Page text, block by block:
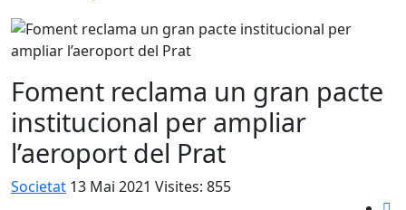
Foment reclama un gran pacte
institucional per ampliar
l’aeroport del Prat
Societat 13 Mai 2021 Visites: 855